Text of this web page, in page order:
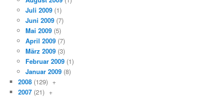
Juli 2009 (1)
Juni 2009 (7)
Mai 2009 (5)
April 2009 (7)
März 2009 (3)
Februar 2009 (1)
Januar 2009 (8)
2008 (129) +
2007 (21) +